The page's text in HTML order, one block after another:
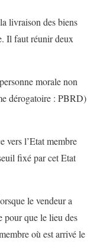
livraison des biens
Il faut réunir deux
morale non
dérogatoire : PBRD)
vers l’Etat membre
fixé par cet Etat
le vendeur a
pour que le lieu des
où est arrivé le